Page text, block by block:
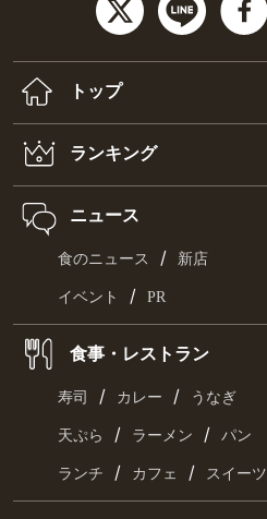
トップ
ランキング
ニュース
食のニュース / 新店
イベント / PR
食事・レストラン
寿司 / カレー / うなぎ
天ぷら / ラーメン / パン
ランチ / カフェ / スイーツ